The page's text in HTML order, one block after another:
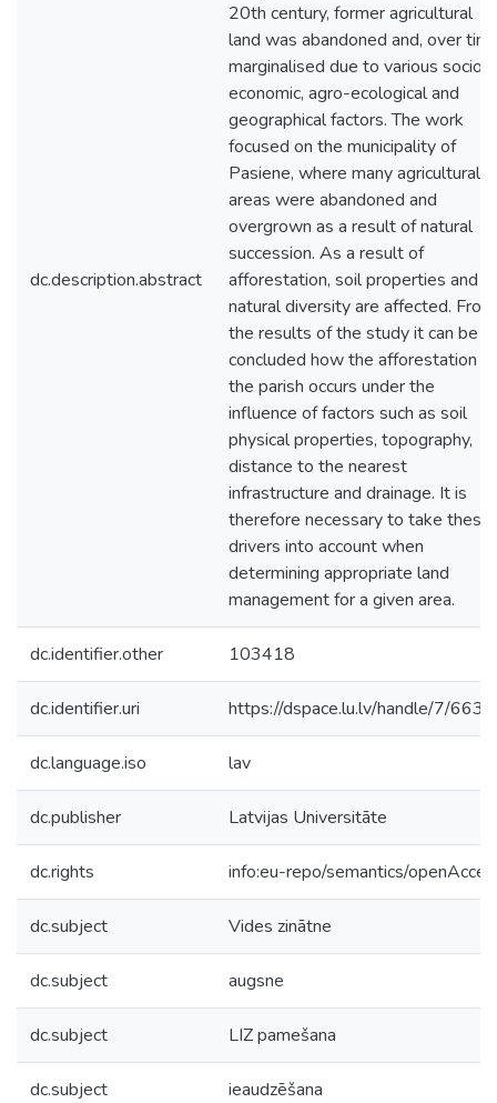
dc.description.abstract
20th century, former agricultural
land was abandoned and, over
marginalised due to various socio-
economic, agro-ecological and
geographical factors. The work
focused on the municipality of
Pasiene, where many agricultural
areas were abandoned and
overgrown as a result of natural
succession. As a result of
afforestation, soil properties and
natural diversity are affected. From
the results of the study it can be
concluded how the afforestation of
the parish occurs under the
influence of factors such as soil
physical properties, topography,
distance to the nearest
infrastructure and drainage. It is
therefore necessary to take these
drivers into account when
determining appropriate land
management for a given area.
dc.identifier.other 103418
dc.identifier.uri https://dspace.lu.lv/handle/7/
dc.language.iso lav
dc.publisher Latvijas Universitāte
dc.rights info:eu-repo/semantics/
dc.subject Vides zinātne
dc.subject augsne
dc.subject LIZ pamešana
dc.subject ieaudzēšana